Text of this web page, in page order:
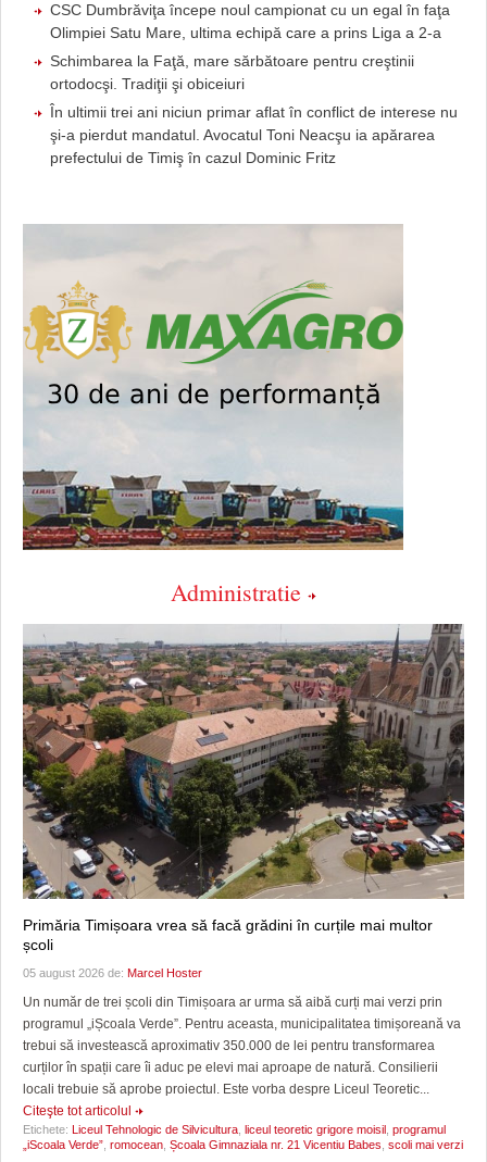
CSC Dumbrăviţa începe noul campionat cu un egal în faţa
Olimpiei Satu Mare, ultima echipă care a prins Liga a 2-a
Schimbarea la Faţă, mare sărbătoare pentru creştinii
ortodocşi. Tradiţii şi obiceiuri
În ultimii trei ani niciun primar aflat în conflict de interese nu
şi-a pierdut mandatul. Avocatul Toni Neacşu ia apărarea
prefectului de Timiş în cazul Dominic Fritz
Administratie
Primăria Timișoara vrea să facă grădini în curțile mai multor
școli
05 august 2026 de: Marcel Hoster
Un număr de trei școli din Timișoara ar urma să aibă curți mai verzi prin
programul „iȘcoala Verde”. Pentru aceasta, municipalitatea timișoreană va
trebui să investească aproximativ 350.000 de lei pentru transformarea
curților în spații care îi aduc pe elevi mai aproape de natură. Consilierii
locali trebuie să aprobe proiectul. Este vorba despre Liceul Teoretic...
Citeşte tot articolul
Etichete: Liceul Tehnologic de Silvicultura liceul teoretic grigore moisil programul
„iScoala Verde” romocean Școala Gimnaziala nr. 21 Vicentiu Babes scoli mai verzi